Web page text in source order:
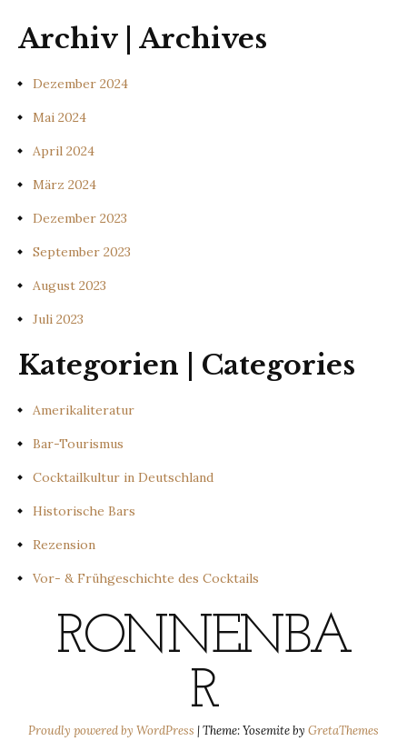
Archiv | Archives
Dezember 2024
Mai 2024
April 2024
März 2024
Dezember 2023
September 2023
August 2023
Juli 2023
Kategorien | Categories
Amerikaliteratur
Bar-Tourismus
Cocktailkultur in Deutschland
Historische Bars
Rezension
Vor- & Frühgeschichte des Cocktails
RONNENBA
R
Proudly powered by WordPress |Theme: Yosemite by GretaThemes